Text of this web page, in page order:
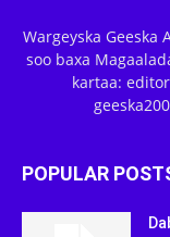
Wargeyska Geeska
soo baxa
kartaa:
POPULAR